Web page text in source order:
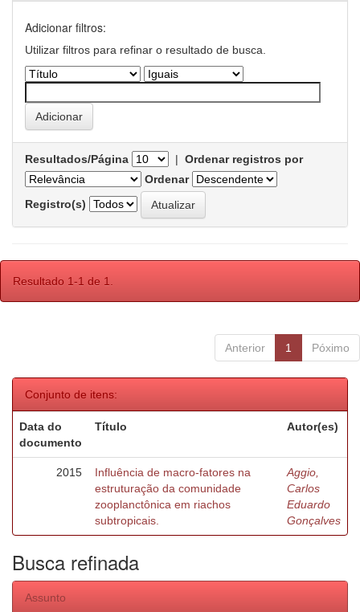
Adicionar filtros:
Utilizar filtros para refinar o resultado de busca.
Resultados/Página | Ordenar registros por
Ordenar
Registro(s)
Resultado 1-1 de 1.
Anterior 1 Póximo
Conjunto de itens:
Data do
documento
Título Autor(es)
2015
Influência de macro-fatores na
estruturação da comunidade
zooplanctônica em riachos
subtropicais.
Aggio,
Carlos
Eduardo
Gonçalves
Busca refinada
Assunto